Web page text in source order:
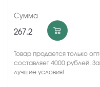
267.2
Товар продается только
составляет 4000 рублей.
лучшие условия!